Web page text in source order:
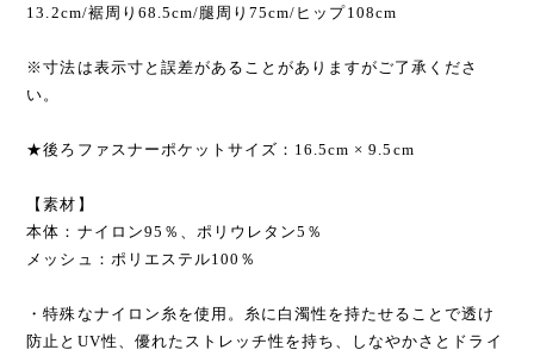
13.2cm/裾周り68.5cm/腿周り75cm/ヒップ108cm
※寸法は表示寸と誤差があることがありますがご了承くださ
い。
★後ろファスナーポケットサイズ：16.5cm × 9.5cm
【素材】
本体：ナイロン95％、ポリウレタン5％
メッシュ：ポリエステル100％
・特殊なナイロン糸を使用。糸に白濁性を持たせることで透け
防止とUV性、優れたストレッチ性を持ち、しなやかさとドライ